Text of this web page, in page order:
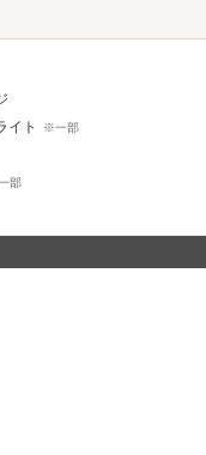
イト ※一部
部
イヤー